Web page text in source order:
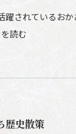
されているお
読む
歴史散策